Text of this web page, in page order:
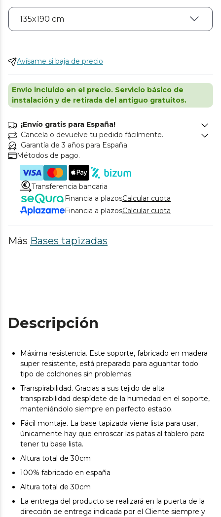
Avísame si baja de precio
Envío incluido en el precio. Servicio básico de
instalación y de retirada del antiguo gratuitos.
¡Envío gratis para España!
Cancela o devuelve tu pedido fácilmente.
Garantía de 3 años para España.
Métodos de pago.
Transferencia bancaria
Financia a plazosCalcular cuota
Financia a plazosCalcular cuota
Más Bases tapizadas
Descripción
Máxima resistencia. Este soporte, fabricado en madera
super resistente, está preparado para aguantar todo
tipo de colchones sin problemas.
Transpirabilidad. Gracias a sus tejido de alta
transpirabilidad despídete de la humedad en el soporte,
manteniéndolo siempre en perfecto estado.
Fácil montaje. La base tapizada viene lista para usar,
únicamente hay que enroscar las patas al tablero para
tener tu base lista.
Altura total de 30cm
100% fabricado en españa
Altura total de 30cm
La entrega del producto se realizará en la puerta de la
dirección de entrega indicada por el Cliente siempre y